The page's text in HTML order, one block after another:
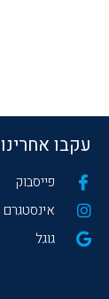
עקבו אחרינו
פייסבוק
אינסטגרם
גוגל